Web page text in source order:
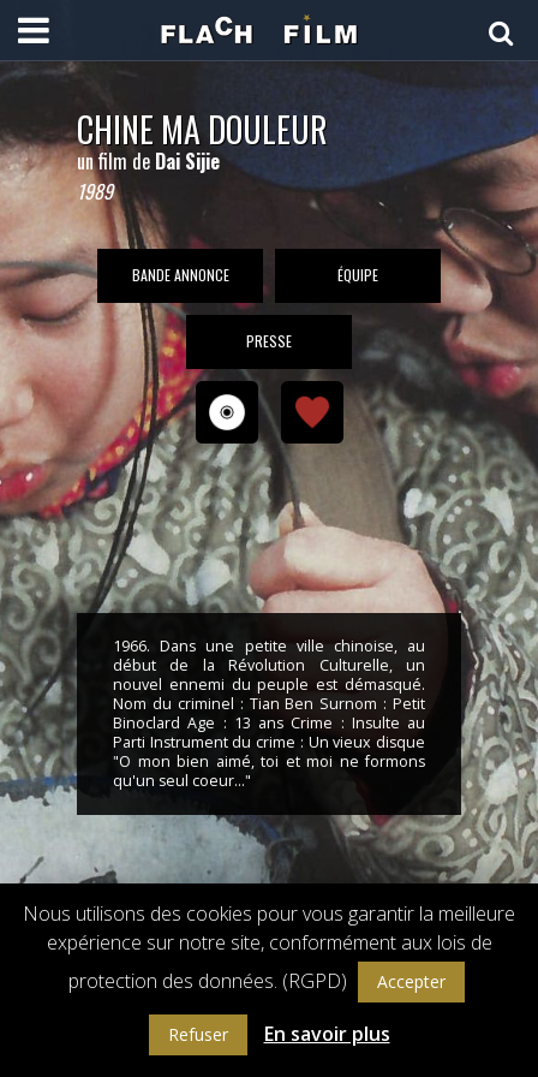
CHINE MA DOULEUR
un film de Dai Sijie
1989
BANDE ANNONCE ÉQUIPE
PRESSE
1966. Dans une petite ville chinoise, au
début de la Révolution Culturelle, un
nouvel ennemi du peuple est démasqué.
Nom du criminel : Tian Ben Surnom : Petit
Binoclard Age : 13 ans Crime : Insulte au
Parti Instrument du crime : Un vieux disque
"O mon bien aimé, toi et moi ne formons
qu'un seul coeur..."
Droits de reproduction et de diffusion réservés © 2018 Flach Film
GW - Agence Web Bordeaux
INFOS DU SITE
Nous utilisons des cookies pour vous garantir la meilleure
expérience sur notre site, conformément aux lois de
protection des données. (RGPD)
Accepter
Refuser En savoir plus